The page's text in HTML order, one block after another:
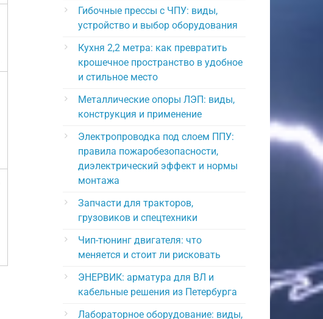
Гибочные прессы с ЧПУ: виды,
устройство и выбор оборудования
Кухня 2,2 метра: как превратить
крошечное пространство в удобное
и стильное место
Металлические опоры ЛЭП: виды,
конструкция и применение
Электропроводка под слоем ППУ:
правила пожаробезопасности,
диэлектрический эффект и нормы
монтажа
Запчасти для тракторов,
грузовиков и спецтехники
Чип-тюнинг двигателя: что
меняется и стоит ли рисковать
ЭНЕРВИК: арматура для ВЛ и
кабельные решения из Петербурга
Лабораторное оборудование: виды,